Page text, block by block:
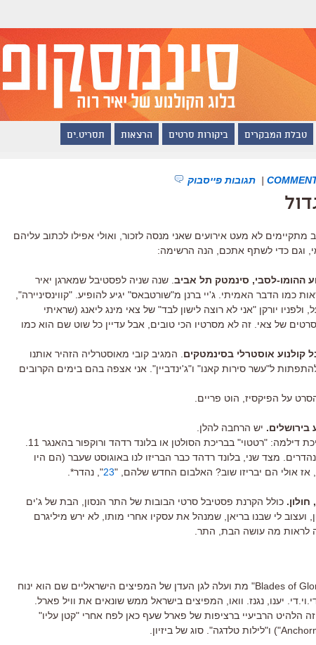
טבלת המבקרים ביקורות סרטים הרצאות תסריט.ים
| תגובות פייסבוק
לא מעט אירועים שאני מנסה לזכור, ואולי אפילו לכתוב עליהם
וגם כדי לשתף אתכם, הנה הרשימה:
. שנה שניה לפסטיבל שמארגן יאיר
כמו הדבר האמיתי. ג'יי ברנן מ"שורטבאס" יגיע להופיע. "קווינסיניירה",
ולפניו יורקן "אני לא רוצה לישון לבד" של צאי מינג ליאנג (שראיתי
של צאי. זה לא מסרטיו הכי טובים, אבל עדיין כל שוט שם הוא כמו
. המגיב קובי מאוסטרליה הזהיר אותנו
ל"עשר סירות קאנו" ו"ג'ינדביין". אני אצפה בהם בימים הקרובים
הסרט על הפיקסיז, הוט פריים.
יש הרחבה להלן.
מצד שני, בלונד רדהד כבר הבריזו לנו באוגוסט שעבר (הם היו
אולי הם יבריזו שוב? האלבום החדש שלהם, "23", נהדר*.
כולל הקרנת פסטיבל סרטי הבובות של התר הנסון, הבת של ג'ים
ועצוב לי שבנו בריאן, שמנהל את עסקיו אחרי מותו, לא ירש מיליגרם
לראות מה עושה הבת, התר.
דן עידכן בתגובות שלשום: "Blades of Glory" מת ועלה לגן העדן של המפיצים הישראליים שם הוא ינוח
יענו, נגנז. וואו, המפיצים בישראל ממש שונאים את וויל פארל.
הלהיט הרביעיי ברציפות של פארל שעף כאן לפח אחרי "קטן עליו"